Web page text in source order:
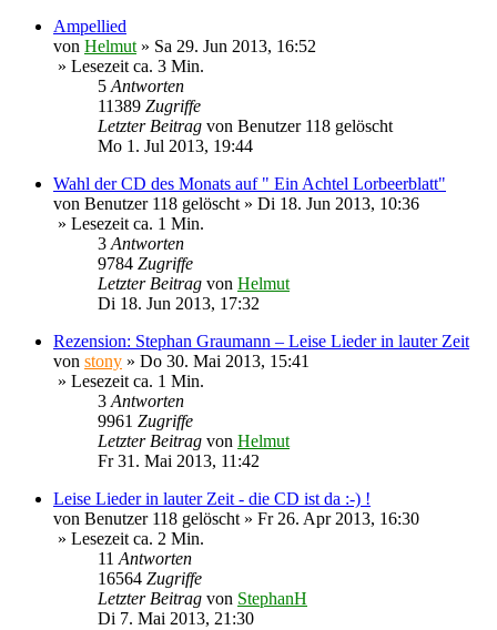
Ampellied
von Helmut» Sa 29. Jun 2013, 16:52
» Lesezeit ca. 3 Min.
5Antworten
11389 Zugriffe
Letzter Beitrag von Benutzer 118 gelöscht
Mo 1. Jul 2013, 19:44
Wahl der CD des Monats auf " Ein Achtel Lorbeerblatt"
von Benutzer 118 gelöscht» Di 18. Jun 2013, 10:36
» Lesezeit ca. 1 Min.
3Antworten
9784 Zugriffe
Letzter Beitrag von Helmut
Di 18. Jun 2013, 17:32
Rezension: Stephan Graumann – Leise Lieder in lauter Zeit
von stony » Do 30. Mai 2013, 15:41
» Lesezeit ca. 1 Min.
3Antworten
9961 Zugriffe
Letzter Beitrag von Helmut
Fr 31. Mai 2013, 11:42
Leise Lieder in lauter Zeit - die CD ist da :-) !
von Benutzer 118 gelöscht» Fr 26. Apr 2013, 16:30
» Lesezeit ca. 2 Min.
11Antworten
16564 Zugriffe
Letzter Beitrag von StephanH
Di 7. Mai 2013, 21:30